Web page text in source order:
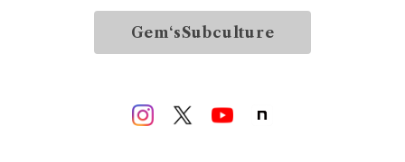
Gem‘sSubculture